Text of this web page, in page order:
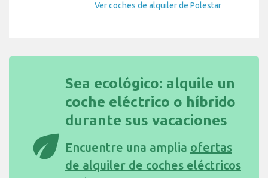
Ver coches de alquiler de Polestar
eco
Sea ecológico: alquile un
coche eléctrico o híbrido
durante sus vacaciones
Encuentre una amplia ofertas
de alquiler de coches eléctricos